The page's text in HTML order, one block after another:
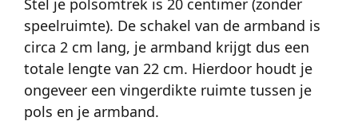
Stel je polsomtrek is 20 centimer (zonder
speelruimte). De schakel van de armband is
circa 2 cm lang, je armband krijgt dus een
totale lengte van 22 cm. Hierdoor houdt je
ongeveer een vingerdikte ruimte tussen je
pols en je armband.